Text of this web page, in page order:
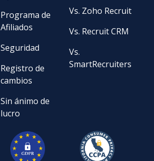
Programa de
Afiliados
Seguridad
Registro de
cambios
Sin ánimo de
lucro
Vs. Zoho Recruit
Vs. Recruit CRM
Vs.
SmartRecruiters